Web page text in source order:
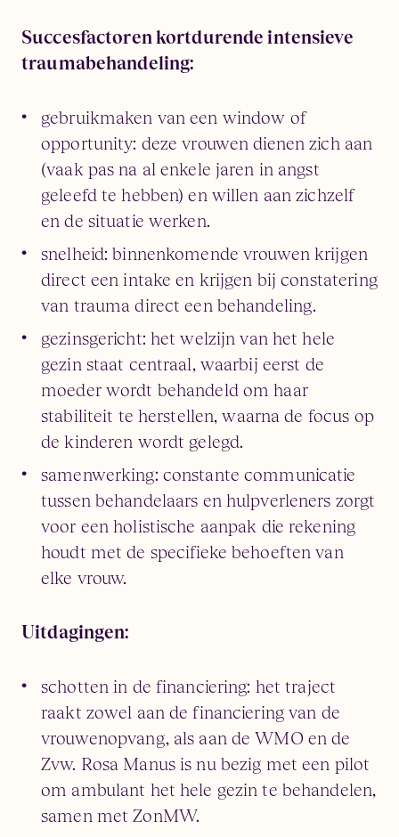
Succesfactoren kortdurende intensieve
traumabehandeling:
gebruikmaken van een window of
opportunity: deze vrouwen dienen zich aan
(vaak pas na al enkele jaren in angst
geleefd te hebben) en willen aan zichzelf
en de situatie werken.
snelheid: binnenkomende vrouwen krijgen
direct een intake en krijgen bij constatering
van trauma direct een behandeling.
gezinsgericht: het welzijn van het hele
gezin staat centraal, waarbij eerst de
moeder wordt behandeld om haar
stabiliteit te herstellen, waarna de focus op
de kinderen wordt gelegd.
samenwerking: constante communicatie
tussen behandelaars en hulpverleners zorgt
voor een holistische aanpak die rekening
houdt met de specifieke behoeften van
elke vrouw.
Uitdagingen:
schotten in de financiering: het traject
raakt zowel aan de financiering van de
vrouwenopvang, als aan de WMO en de
Zvw. Rosa Manus is nu bezig met een pilot
om ambulant het hele gezin te behandelen,
samen met ZonMW.